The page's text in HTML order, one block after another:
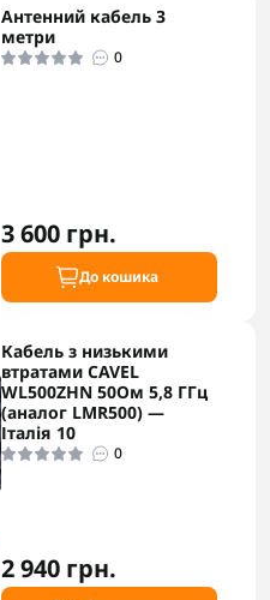
Антенний кабель 3
метри
0
3 600 грн.
До кошика
Кабель з низькими
втратами CAVEL
WL500ZHN 50Ом 5,8 ГГц
(аналог LMR500) —
Італія 10
0
2 940 грн.